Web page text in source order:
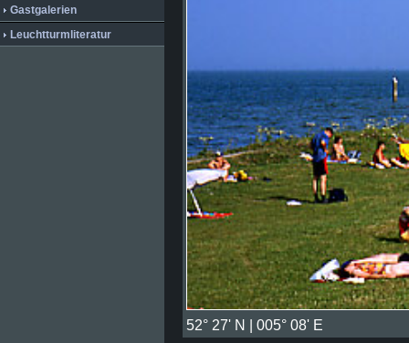
Gastgalerien
Leuchtturmliteratur
52° 27' N | 005° 08' E